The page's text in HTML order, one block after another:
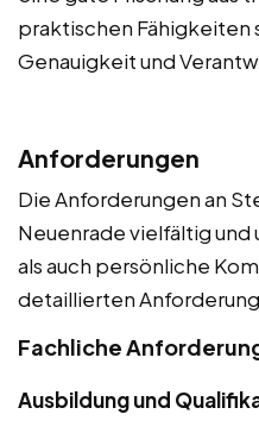
praktischen Fähigkeiten
Genauigkeit und
Anforderungen
Die Anforderungen an
Neuenrade vielfältig und
als auch persönliche
detaillierten
Fachliche
Ausbildung und